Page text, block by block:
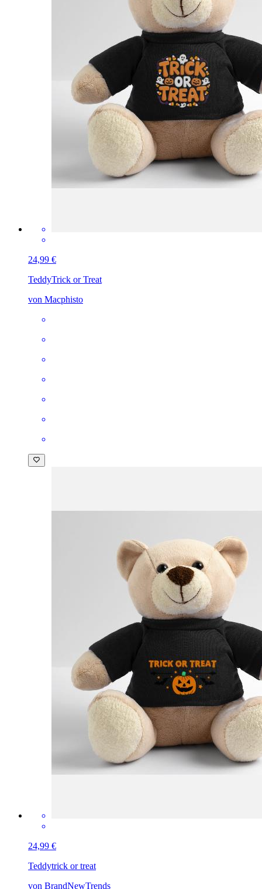
24,99 €
TeddyTrick or Treat
von Macphisto
24,99 €
Teddytrick or treat
von BrandNewTrends